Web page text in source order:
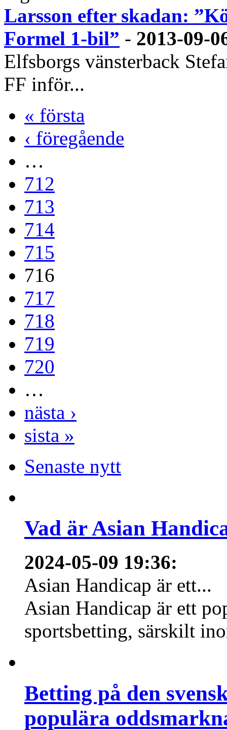
Larsson efter skadan:
Formel 1-bil” - 2013-09-
Elfsborgs vänsterback
FF inför...
« första
‹ föregående
…
712
713
714
715
716
717
718
719
720
…
nästa ›
sista »
Senaste nytt
Vad är Asian
2024-05-09 19:36:
Asian Handicap är ett...
Asian Handicap är ett
sportsbetting, särskilt
Betting på den
populära